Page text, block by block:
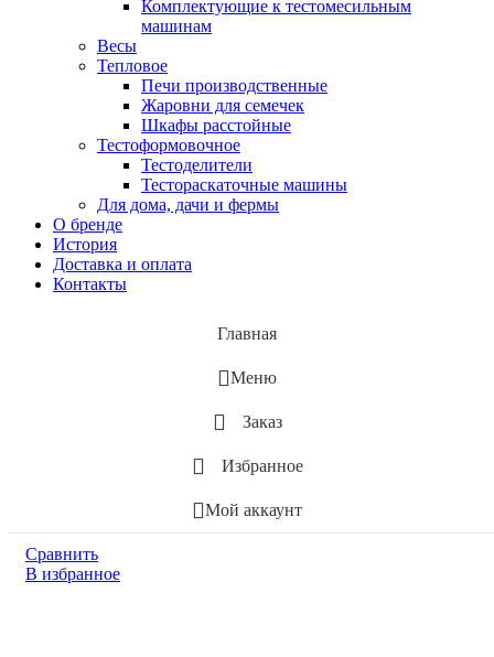
Комплектующие к тестомесильным
машинам
Весы
Тепловое
Печи производственные
Жаровни для семечек
Шкафы расстойные
Тестоформовочное
Тестоделители
Тестораскаточные машины
Для дома, дачи и фермы
О бренде
История
Доставка и оплата
Контакты
Главная
Меню
Заказ
Избранное
Мой аккаунт
Сравнить
В избранное